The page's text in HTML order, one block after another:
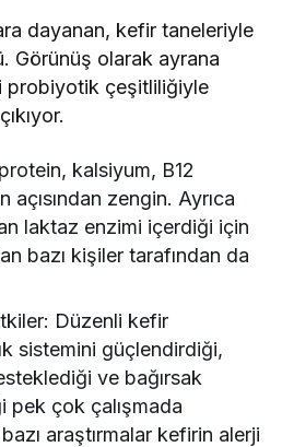
dayanan, kefir taneleriyle
Görünüş olarak ayrana
probiyotik çeşitliliğiyle
kalsiyum, B12
zengin. Ayrıca
laktaz enzimi içerdiği için
bazı kişiler tarafından da
Düzenli kefir
sistemini güçlendirdiği,
ve bağırsak
pek çok çalışmada
araştırmalar kefirin alerji